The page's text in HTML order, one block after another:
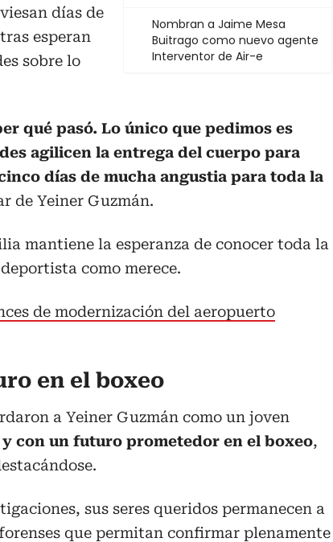
Nombran a Jaime Mesa
Buitrago como nuevo agente
Interventor de Air-e
días de
esperan
sobre lo
qué pasó. Lo único que pedimos es
agilicen la entrega del cuerpo para
días de mucha angustia para toda la
de Yeiner Guzmán.
mantiene la esperanza de conocer toda la
como merece.
de modernización del aeropuerto
en el boxeo
a Yeiner Guzmán como un joven
con un futuro prometedor en el boxeo,
sus seres queridos permanecen a
que permitan confirmar plenamente